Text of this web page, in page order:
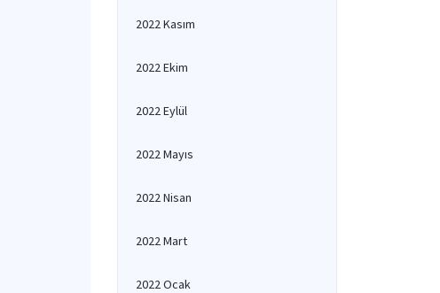
2022 Kasım
2022 Ekim
2022 Eylül
2022 Mayıs
2022 Nisan
2022 Mart
2022 Ocak